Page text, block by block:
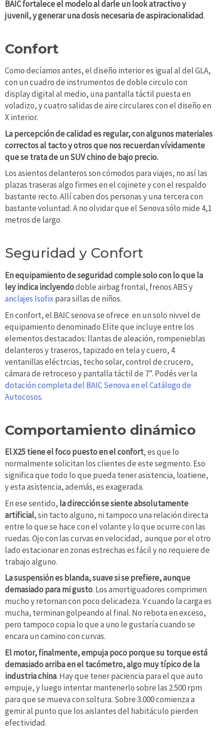
BAIC fortalece el modelo al darle un look atractivo y
juvenil, y generar una dosis necesaria de aspiracionalidad.
Confort
Como decíamos antes, el diseño interior es igual al del GLA,
con un cuadro de instrumentos de doble circulo con
display digital al medio, una pantalla táctil puesta en
voladizo, y cuatro salidas de aire circulares con el diseño en
X interior.
La percepción de calidad es regular, con algunos materiales
correctos al tacto y otros que nos recuerdan vívidamente
que se trata de un SUV chino de bajo precio.
Los asientos delanteros son cómodos para viajes, no así las
plazas traseras algo firmes en el cojinete y con el respaldo
bastante recto. Allí caben dos personas y una tercera con
bastante voluntad. A no olvidar que el Senova sólo mide 4,1
metros de largo.
Seguridad y Confort
En equipamiento de seguridad comple solo con lo que la
ley indica inclyendodoble airbag frontal, frenos ABS y
anclajes Isofix para sillas de niños.
En confort, el BAIC senova se ofrece en un solo nivvel de
equipamiento denominado Elite que incluye entre los
elementos destacados: llantas de aleación, rompenieblas
delanteros y traseros, tapizado en tela y cuero, 4
ventanillas eléctrcias, techo solar, control de crucero,
cámara de retroceso y pantalla táctil de 7". Podés ver la
dotación completa del BAIC Senova en el Catálogo de
Autocosos.
Comportamiento dinámico
El X25 tiene el foco puesto en el confort, es que lo
normalmente solicitan los clientes de este segmento. Eso
significa que todo lo que pueda tener asistencia, loatiene,
y esta asistencia, además, es exagerada.
En ese sentido, la dirección se siente absolutamente
artificial, sin tacto alguno, ni tampoco una relación directa
entre lo que se hace con el volante y lo que ocurre con las
ruedas. Ojo con las curvas en velocidad, aunque por el otro
lado estacionar en zonas estrechas es fácil y no requiere de
trabajo alguno.
La suspensión es blanda, suave si se prefiere, aunque
demasiado para mi gusto. Los amortiguadores comprimen
mucho y retornan con poco delicadeza. Y cuando la carga es
mucha, terminan golpeando al final. No rebota en exceso,
pero tampoco copia lo que a uno le gustaría cuando se
encara un camino con curvas.
El motor, finalmente, empuja poco porque su torque está
demasiado arriba en el tacómetro, algo muy típico de la
industria china. Hay que tener paciencia para el que auto
empuje, y luego intentar mantenerlo sobre las 2.500 rpm
para que se mueva con soltura. Sobre 3.000 comienza a
gemir al punto que los aislantes del habitáculo pierden
efectividad.